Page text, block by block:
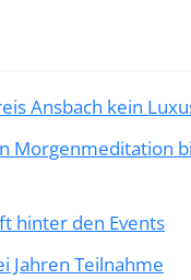
Ansbach kein
Morgenmeditation
hinter den Events
Jahren Teilnahme